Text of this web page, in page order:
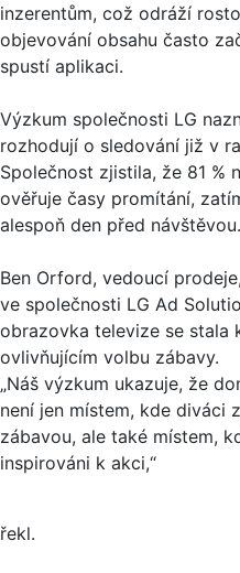
inzerentům, což odráží
objevování obsahu často
spustí aplikaci.
Výzkum společnosti LG
rozhodují o sledování již v
Společnost zjistila, že 81 %
ověřuje časy promítání,
alespoň den před návštěvou.
Ben Orford, vedoucí
ve společnosti LG Ad
obrazovka televize se stala
ovlivňujícím volbu zábavy.
„Náš výzkum ukazuje, že
není jen místem, kde diváci
zábavou, ale také místem,
inspirováni k akci,“
řekl.